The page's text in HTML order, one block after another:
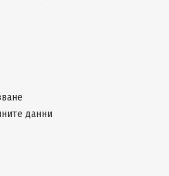
данни